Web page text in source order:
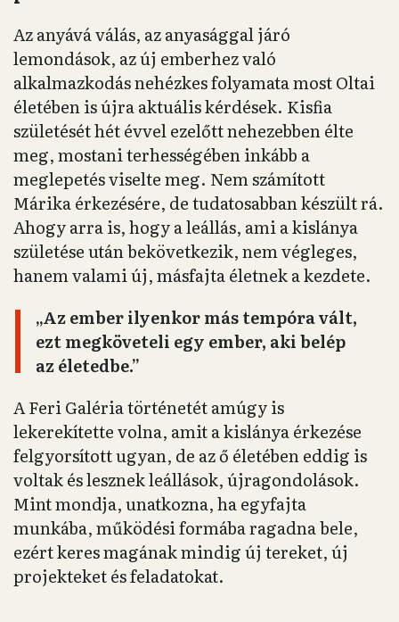
Az anyává válás, az anyasággal járó
lemondások, az új emberhez való
alkalmazkodás nehézkes folyamata most Oltai
életében is újra aktuális kérdések. Kisfia
születését hét évvel ezelőtt nehezebben élte
meg, mostani terhességében inkább a
meglepetés viselte meg. Nem számított
Márika érkezésére, de tudatosabban készült rá.
Ahogy arra is, hogy a leállás, ami a kislánya
születése után bekövetkezik, nem végleges,
hanem valami új, másfajta életnek a kezdete.
„Az ember ilyenkor más tempóra vált,
ezt megköveteli egy ember, aki belép
az életedbe.”
A Feri Galéria történetét amúgy is
lekerekítette volna, amit a kislánya érkezése
felgyorsított ugyan, de az ő életében eddig is
voltak és lesznek leállások, újragondolások.
Mint mondja, unatkozna, ha egyfajta
munkába, működési formába ragadna bele,
ezért keres magának mindig új tereket, új
projekteket és feladatokat.